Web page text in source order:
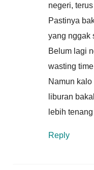
negeri,
Pastinya
yang nggak
Belum lagi
wasting
Namun
liburan
lebih
Reply